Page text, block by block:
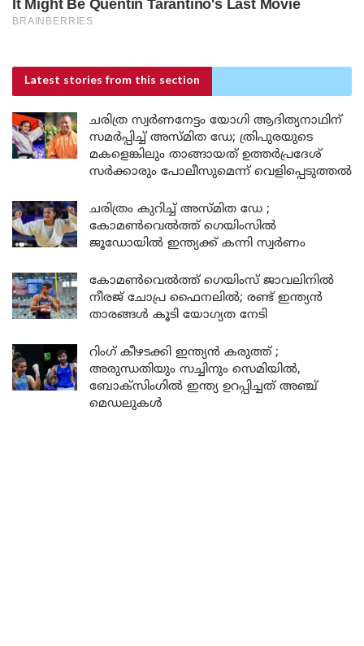
Latest stories from this section
ചരിത്ര സ്വർണനേട്ടം യോഗി ആദിത്യനാഥിന്
സമർപ്പിച്ച് അസ്മിത ഡേ; ത്രിപുരയുടെ
മകളെങ്കിലും താങ്ങായത് ഉത്തർപ്രദേശ്
സർക്കാരും പോലീസുമെന്ന് വെളിപ്പെടുത്തൽ
ചരിത്രം കുറിച്ച് അസ്മിത ഡേ ;
കോമൺവെൽത്ത് ഗെയിംസിൽ
ജൂഡോയിൽ ഇന്ത്യക്ക് കന്നി സ്വർണം
കോമൺവെൽത്ത് ഗെയിംസ് ജാവലിനിൽ
നീരജ് ചോപ്ര ഫൈനലിൽ; രണ്ട് ഇന്ത്യൻ
താരങ്ങൾ കൂടി യോഗ്യത നേടി
റിംഗ് കീഴടക്കി ഇന്ത്യൻ കരുത്ത് ;
അരുന്ധതിയും സച്ചിനും സെമിയിൽ,
ബോക്സിംഗിൽ ഇന്ത്യ ഉറപ്പിച്ചത് അഞ്ച്
മെഡലുകൾ